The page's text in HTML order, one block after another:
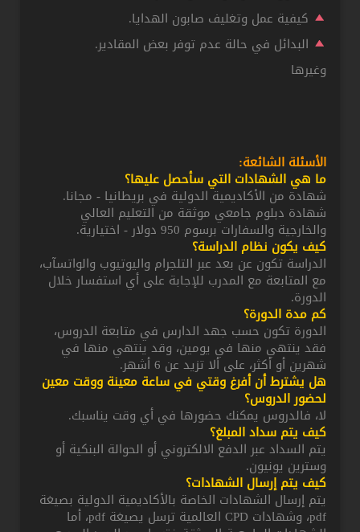
كيفية عمل وتغليف صابون الهدايا.
البدائل في حالة عدم توفر بعض المقادير.
وغيرها
الأسئلة الشائعة:
ما هي الشهادات التي سأحصل عليها؟
شهادة من الأكاديمية الدولية في بريطانيا - مجانا.
شهادة دبلوم جامعي موثقة من التعليم العالي
والخارجية والسفارات برسوم 950 دولار - اختيارية.
كيف يكون نظام الدراسة؟
الدراسة تكون عن بعد عبر التلجرام واليوتيوب والواتسآب،
مع المتابعة مع المدرب للإجابة على أي استفسار خلال
الدورة.
كم مدة الدورة؟
الدورة تكون حسب جهد الدارس في متابعة الدروس،
فقد ينتهي منها في يومين، وقد ينتهي منها في
شهرين أو أكثر، على ألا تزيد عن 6 أشهر.
هل يشترط أن أفرغ وقتي في ساعة معينة ووقت معين
لحضور الدروس؟
لا، فالدروس يمكنك حضورها في أي وقت يناسبك.
كيف يتم سداد المبلغ؟
يتم السداد عبر الدفع الالكتروني أو الحوالة البنكية أو
وسترين يونيون.
كيف يتم إرسال الشهادات؟
يتم إرسال الشهادات الخاصة بالأكاديمية الدولية بصيغة
pdf، وشهادات CPD العالمية ترسل يصيغة pdf، أما